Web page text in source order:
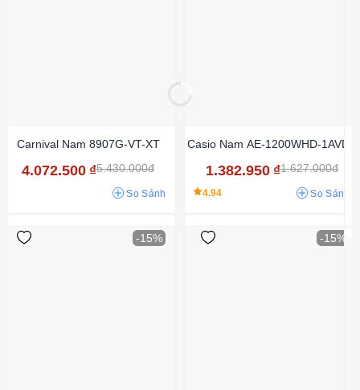
Carnival Nam 8907G-VT-XT
4.072.500 ₫5.430.000đ
So Sánh
Casio Nam AE-1200WHD-1AVDF
1.382.950 ₫1.627.000đ
4.94 So Sánh
-15% -15%